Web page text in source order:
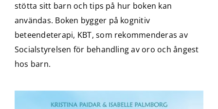
stötta sitt barn och tips på hur boken kan
användas. Boken bygger på kognitiv
beteendeterapi, KBT, som rekommenderas av
Socialstyrelsen för behandling av oro och ångest
hos barn.